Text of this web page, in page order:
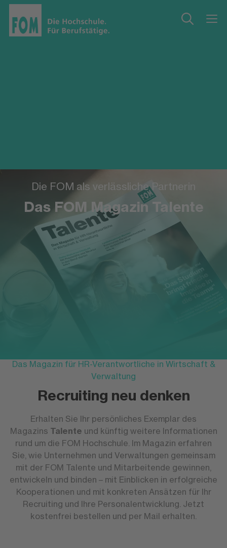
Die FOM als verlässliche Partnerin
Das FOM Magazin Talente
Das Magazin für HR-Verantwortliche in Wirtschaft &
Verwaltung
Recruiting neu denken
Erhalten Sie Ihr persönliches Exemplar des
Magazins Talente und künftig weitere Informationen
rund um die FOM Hochschule. Im Magazin erfahren
Sie, wie Unternehmen und Verwaltungen gemeinsam
mit der FOM Talente und Mitarbeitende gewinnen,
entwickeln und binden – mit Einblicken in erfolgreiche
Kooperationen und mit konkreten Ansätzen für Ihr
Recruiting und Ihre Personalentwicklung. Jetzt
kostenfrei bestellen und per Mail erhalten.